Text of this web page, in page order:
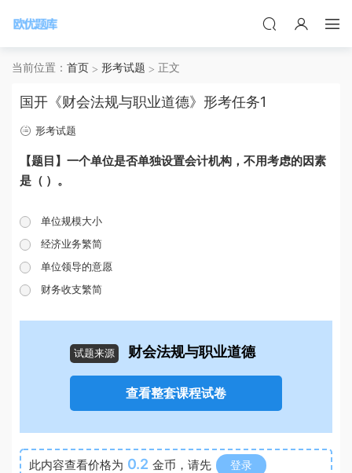
当前位置： 首页 形考试题 正文
国开《财会法规与职业道德》形考任务1
形考试题
【题目】一个单位是否单独设置会计机构，不用考虑的因素
是（ ）。
单位规模大小
经济业务繁简
单位领导的意愿
财务收支繁简
试题来源 财会法规与职业道德
查看整套课程试卷
此内容查看价格为 0.2 金币，请先 登录